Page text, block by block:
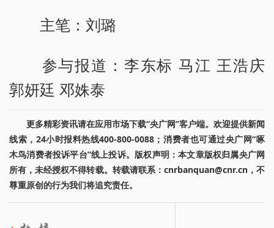
主笔：刘璐
参与报道：李东标 马江 王浩庆
郭妍廷 邓姝泰
更多精彩资讯请在应用市场下载“央广网”客户端。欢迎提供新闻
线索，24小时报料热线400-800-0088；消费者也可通过央广网“啄
木鸟消费者投诉平台”线上投诉。版权声明：本文章版权归属央广网
所有，未经授权不得转载。转载请联系：cnrbanquan@cnr.cn，不
尊重原创的行为我们将追究责任。